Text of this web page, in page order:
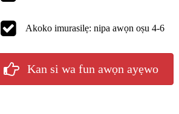
Akoko imurasilẹ: nipa awọn oṣu 4-6
Kan si wa fun awọn ayẹwo